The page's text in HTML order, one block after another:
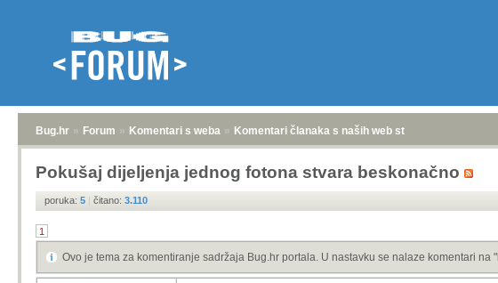
Bug.hr » Forum » Komentari s weba » Komentari članaka s naših web stranica
Pokušaj dijeljenja jednog fotona stvara beskonačno
poruka: 5 | čitano: 3.110
1
Ovo je tema za komentiranje sadržaja Bug.hr portala. U nastavku se nalaze komentari na "